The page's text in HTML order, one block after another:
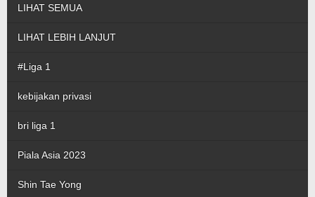
LIHAT SEMUA
LIHAT LEBIH LANJUT
#Liga 1
kebijakan privasi
bri liga 1
Piala Asia 2023
Shin Tae Yong